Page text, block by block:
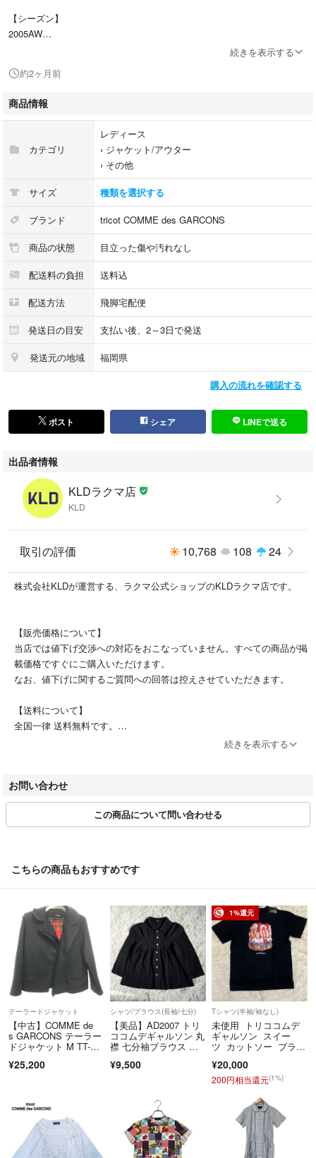
【シーズン】
2005AW
【品番】
TP-J028
ブルー/ブラウン
S
肩幅:37
身幅:44
袖丈:62.5
採寸値の計測方法について：
https://portal.kld-c.jp/1b6624eb8b7a4e9fa9c413a9e2d97cd8
【状態】
目立ったダメージや極端な使用感は感じられず、中古品としては比較的程
傷や汚れのあるお品物の場合、商品画像にて該当部分をポインターで示し
ています。
※当店の商品はすべて中古品、また未使用品であっても一度人の手に渡っ
たものとなります。
ご理解ご了承の上ご検討ください。
続きを表示する
約2ヶ月前
商品情報
カテゴリ
レディース
› ジャケット/アウター
› その他
サイズ 種類を選択する
ブランド tricot COMME des GARCONS
商品の状態 目立った傷や汚れなし
配送料の負担 送料込
配送方法 飛脚宅配便
発送日の目安 支払い後、2～3日で発送
発送元の地域 福岡県
購入の流れを確認する
ポスト シェア LINEで送る
出品者情報
KLDラクマ店
KLD
取引の評価 10,768 108 24
株式会社KLDが運営する、ラクマ公式ショップのKLDラクマ店です。
【販売価格について】
当店では値下げ交渉への対応をおこなっていません。すべての商品が掲
載価格ですぐにご購入いただけます。
なお、値下げに関するご質問への回答は控えさせていただきます。
【送料について】
全国一律 送料無料です。
ます。
配送方法は、佐川急便またはヤマト運輸のネコポスにて配送いたしま
す。（沖縄・離島・一部地域は、ゆうパックでの配送となります）
土日祝を除き、10時 ~ 17時 を営業時間としています。
【商品について】
・取扱い商品はすべて1点ものであるため、ご注文品をご用意できない
場合にはキャンセルのご案内をいたします。
・出品物、付属品は特筆のない限り画像掲載のものが全てです（ハンガ
ー等の撮影小物は除く）。
・パンツの裾上げ、袖や着丈の詰めの有無については、判断が難しい場
合がございます。実寸値をご参照いただき、ご不明点はお気軽にご質問
ください。
・色の記載には主観が介入します。また、何色と明確にお答えするのが
難しい事もございますので、写真よりご判断ください。
こちらのアカウントはラクマ公式パートナーの株式会社KLDによって運
営されています。
▼特定商取引法表示
続きを表示する
お問い合わせ
この商品について問い合わせる
こちらの商品もおすすめです
テーラードジャケット
【中古】COMME de
s GARCONS テーラー
ドジャケット M TT-J0
6][240066195419]
¥25,200
シャツ/ブラウス(長袖/七分)
【美品】AD2007 トリ
ココムデギャルソン 丸
襟 七分袖ブラウス ギ
¥9,500
1%還元
Tシャツ(半袖/袖なし)
未使用 トリココムデ
ギャルソン スイー
ツ カットソー ブラッ
¥20,000
200円相当還元(1%)